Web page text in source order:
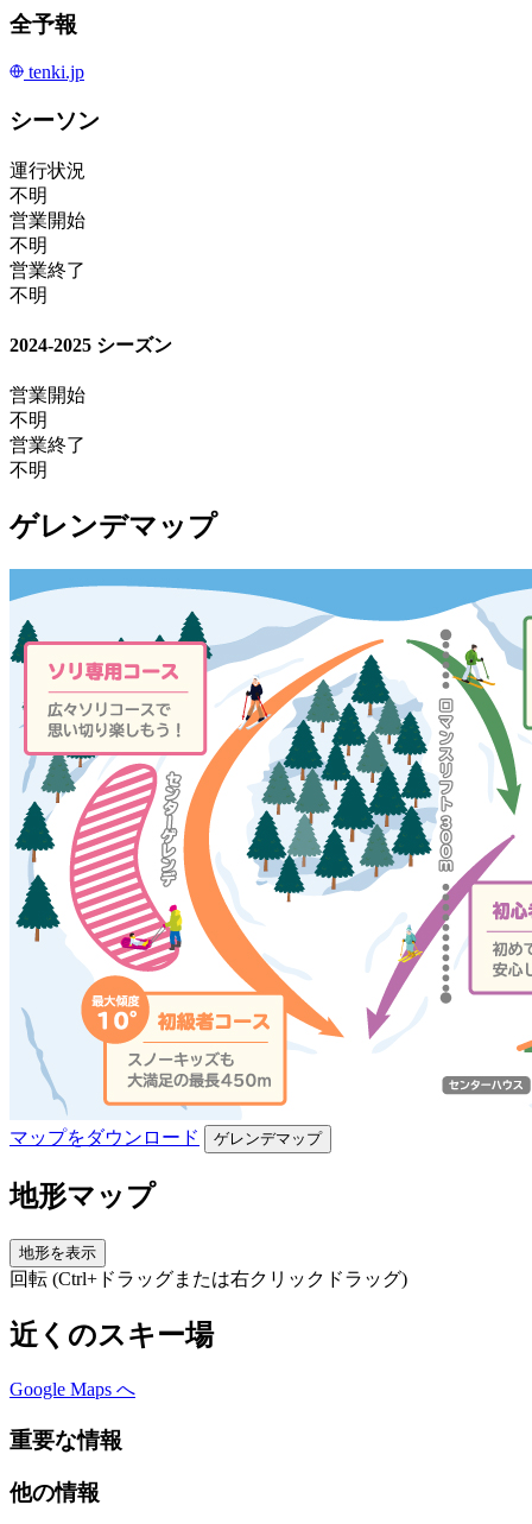
全予報
tenki.jp
シーソン
運行状況
不明
営業開始
不明
営業終了
不明
2024-2025 シーズン
営業開始
不明
営業終了
不明
ゲレンデマップ
マップをダウンロード ゲレンデマップ
地形マップ
地形を表示
回転 (Ctrl+ドラッグまたは右クリックドラッグ)
近くのスキー場
Google Maps へ
重要な情報
他の情報